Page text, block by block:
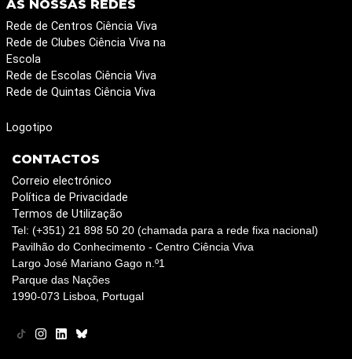
AS NOSSAS REDES
Rede de Centros Ciência Viva
Rede de Clubes Ciência Viva na
Escola
Rede de Escolas Ciência Viva
Rede de Quintas Ciência Viva
Logotipo
CONTACTOS
Correio electrónico
Política de Privacidade
Termos de Utilização
Tel: (+351) 21 898 50 20 (chamada para a rede fixa nacional)
Pavilhão do Conhecimento - Centro Ciência Viva
Largo José Mariano Gago n.º1
Parque das Nações
1990-073 Lisboa, Portugal